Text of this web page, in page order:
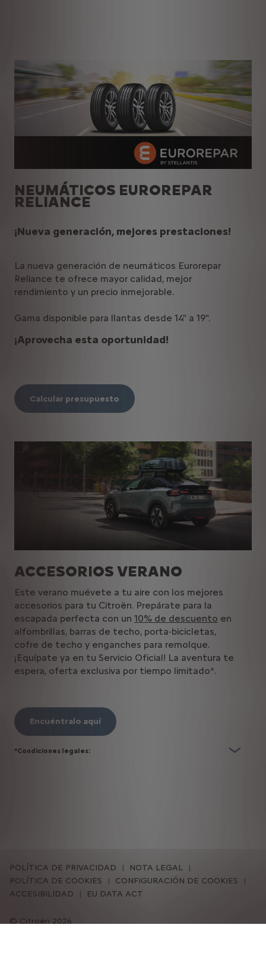
NEUMÁTICOS EUROREPAR
RELIANCE
¡Nueva generación, mejores prestaciones!
La nueva generación de neumáticos Eurorepar
Reliance te ofrece mayor calidad, mejor
rendimiento y un precio inmejorable.
Gama disponible para llantas desde 14" a 19".
¡Aprovecha esta oportunidad!
Calcular presupuesto
ACCESORIOS VERANO
Este verano muévete a tu aire con los mejores
accesorios para tu Citroën. Prepárate para la
escapada perfecta con un 10% de descuento en
alfombrillas, barras de techo, porta-bicicletas,
cofre de techo y enganches para remolque.
¡Equípate ya en tu Servicio Oficial! La aventura te
espera, oferta exclusiva por tiempo limitado*.
Encuéntralo aquí
*Condiciones legales:
Citroën 2026
POLÍTICA DE PRIVACIDAD
NOTA LEGAL
POLÍTICA DE COOKIES
CONFIGURACIÓN DE COOKIES
ACCESIBILIDAD
EU DATA ACT